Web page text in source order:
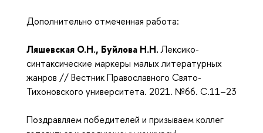
Дополнительно отмеченная работа:
Ляшевская О.Н., Буйлова Н.Н.Лексико-
синтаксические маркеры малых литературных
жанров // Вестник Православного Свято-
Тихоновского университета. 2021. №66. С.11–23
Поздравляем победителей и призываем коллег